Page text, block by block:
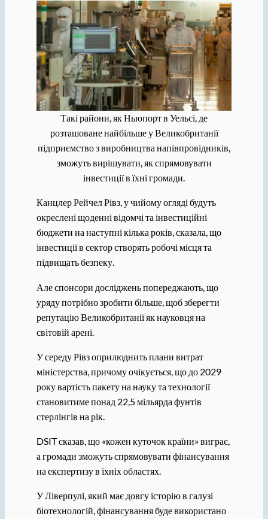
Такі райони, як Ньюпорт в Уельсі, де
розташоване найбільше у Великобританії
підприємство з виробництва напівпровідників,
зможуть вирішувати, як спрямовувати
інвестиції в їхні громади.
Канцлер Рейчел Рівз, у чийому огляді будуть
окреслені щоденні відомчі та інвестиційні
бюджети на наступні кілька років, сказала, що
інвестиції в сектор створять робочі місця та
підвищать безпеку.
Але спонсори досліджень попереджають, що
уряду потрібно зробити більше, щоб зберегти
репутацію Великобританії як науковця на
світовій арені.
У середу Рівз оприлюднить плани витрат
міністерства, причому очікується, що до 2029
року вартість пакету на науку та технології
становитиме понад 22,5 мільярда фунтів
стерлінгів на рік.
DSIT сказав, що «кожен куточок країни» виграє,
а громади зможуть спрямовувати фінансування
на експертизу в їхніх областях.
У Ліверпулі, який має довгу історію в галузі
біотехнологій, фінансування буде використано